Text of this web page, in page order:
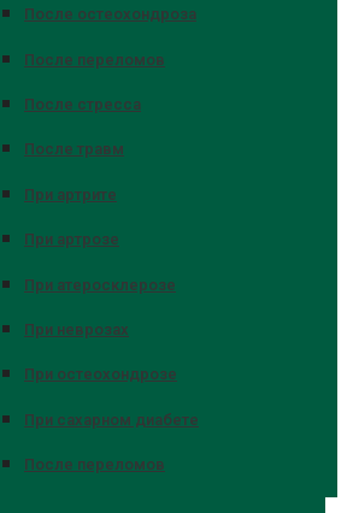
После остеохондроза
После переломов
После стресса
После травм
При артрите
При артрозе
При атеросклерозе
При неврозах
При остеохондрозе
При сахарном диабете
После переломов